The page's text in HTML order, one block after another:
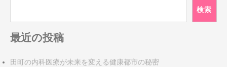
シ
ョ
ン
検索
最近の投稿
田町の内科医療が未来を変える健康都市の秘密